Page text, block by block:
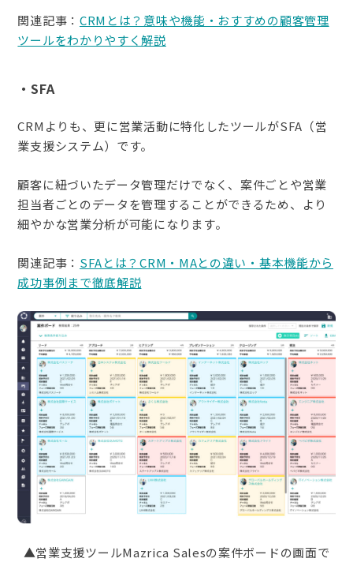
関連記事： CRMとは？意味や機能・おすすめの顧客管理
ツールをわかりやすく解説
・SFA
CRMよりも、更に営業活動に特化したツールがSFA（営
業支援システム）です。
顧客に紐づいたデータ管理だけでなく、案件ごとや営業
担当者ごとのデータを管理することができるため、より
細やかな営業分析が可能になります。
関連記事： SFAとは？CRM・MAとの違い・基本機能から
成功事例まで徹底解説
▲営業支援ツールMazrica Salesの案件ボードの画面で